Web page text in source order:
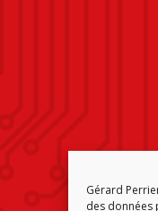
Gérard
des données